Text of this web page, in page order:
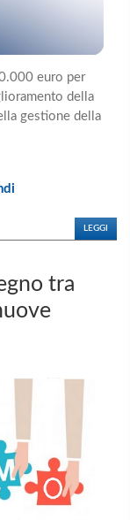
euro per
della
gestione della
LEGGI
tra